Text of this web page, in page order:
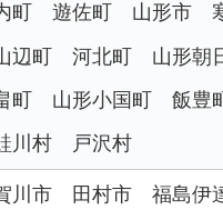
町 遊佐町 山形市
辺町
河北町 山形朝
町
山形小国町 飯豊
川村
戸沢村
川市 田村市 福島伊